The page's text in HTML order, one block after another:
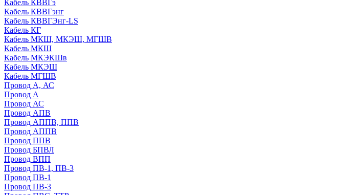
Кабель КВВГэ
Кабель КВВГэнг
Кабель КВВГЭнг-LS
Кабель КГ
Кабель МКШ, МКЭШ, МГШВ
Кабель МКШ
Кабель МКЭКШв
Кабель МКЭШ
Кабель МГШВ
Провод А, АС
Провод А
Провод АС
Провод АПВ
Провод АППВ, ППВ
Провод АППВ
Провод ППВ
Провод БПВЛ
Провод ВПП
Провод ПВ-1, ПВ-3
Провод ПВ-1
Провод ПВ-3